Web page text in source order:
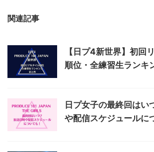
関連記事
【日プ4新世界】初回
順位・全練習生ランキ
日プ女子の最終回はい
や配信スケジュールに